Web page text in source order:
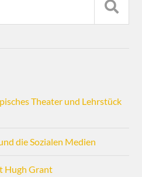
Theater und Lehrstück
die Sozialen Medien
Hugh Grant